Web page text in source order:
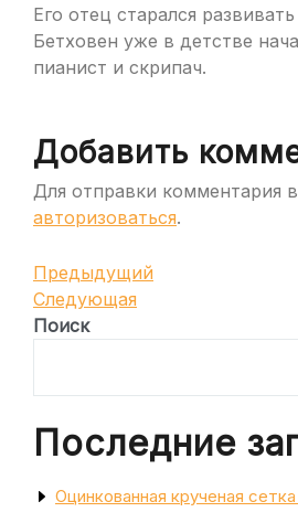
Его отец старался
Бетховен уже в детстве
пианист и скрипач.
Добавить
Для отправки комментария
авторизоваться.
Навигация
по
записям
Предыдущая
запись
Предыдущий
Следующая
запись
Следующая
Поиск
Последние
Оцинкованная крученая